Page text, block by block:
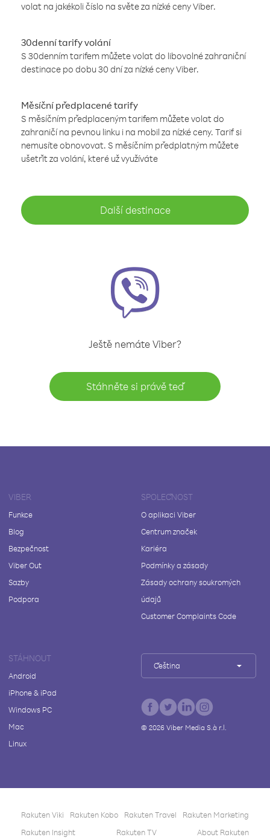
volat na jakékoli číslo na světe za nízké ceny Viber.
30denní tarify volání
S 30denním tarifem můžete volat do libovolné zahraniční
destinace po dobu 30 dní za nízké ceny Viber.
Měsíční předplacené tarify
S měsíčním předplaceným tarifem můžete volat do
zahraničí na pevnou linku i na mobil za nízké ceny. Tarif si
nemusíte obnovovat. S měsíčním předplatným můžete
ušetřit za volání, které už využíváte
Další destinace
Ještě nemáte Viber?
Stáhněte si právě teď
VIBER
Funkce
Blog
Bezpečnost
Viber Out
Sazby
Podpora
SPOLEČNOST
O aplikaci Viber
Centrum značek
Kariéra
Podmínky a zásady
Zásady ochrany soukromých
údajů
Customer Complaints Code
STÁHNOUT
Android
iPhone & iPad
Windows PC
Mac
Linux
Čeština
© 2026Viber Media S.à r.l.
Rakuten Viki Rakuten Kobo Rakuten Travel
Rakuten Marketing
Rakuten Insight
Rakuten TV About Rakuten